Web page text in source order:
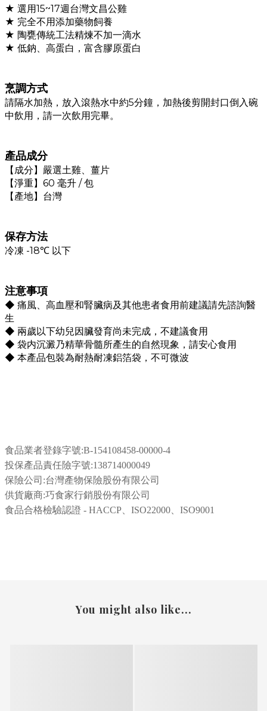
★ 選用15~17週台灣文昌公雞
★ 完全不用添加藥物飼養
★ 陶甕傳統工法精煉不加一滴水
★ 低鈉、高蛋白，富含膠原蛋白
烹調方式
請隔水加熱，放入滾熱水中約5分鐘，加熱後剪開封口倒入碗
中飲用，請一次飲用完畢。
產品成分
【成分】嚴選土雞、薑片
【淨重】60 毫升 / 包
【產地】台灣
保存方法
冷凍 -18℃ 以下
注意事項
◆ 痛風、高血壓和腎臟病及其他患者食用前建議請先諮詢醫
生
◆ 兩歲以下幼兒因臟發育尚未完成，不建議食用
◆ 袋内沉澱乃精華骨髓所產生的自然現象，請安心食用
◆ 本產品包裝為耐熱耐凍鋁箔袋，不可微波
食品業者登錄字號:B-154108458-00000-4
投保產品責任險字號:138714000049
保險公司:台灣產物保險股份有限公司
供貨廠商:巧食家行銷股份有限公司
食品合格檢驗認證 - HACCP、ISO22000、ISO9001
You might also like...